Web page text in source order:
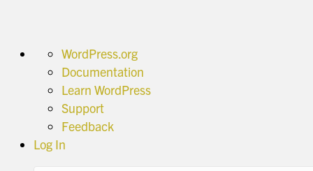
About
WordPress
WordPress.org
Documentation
Learn WordPress
Support
Feedback
Log In